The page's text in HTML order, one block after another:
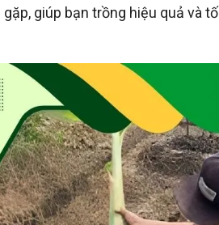
giúp bạn trồng hiệu quả và